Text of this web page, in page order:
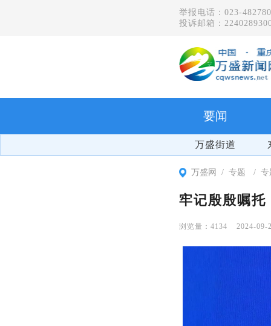
举报电话：023-
投诉邮箱：
要闻
万盛街道
万盛网 专题
牢记殷殷嘱
4134 2024-09-